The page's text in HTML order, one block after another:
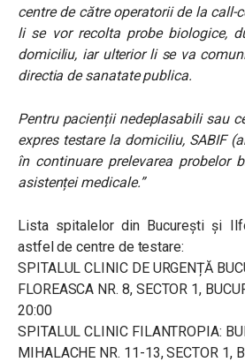
centre de către operatorii de la call-
li se vor recolta probe biologice,
domiciliu, iar ulterior li se va
directia de sanatate publica.
Pentru pacienții nedeplasabili sau
expres testare la domiciliu, SABIF
în continuare prelevarea probelor
asistenței medicale.”
Lista spitalelor din București și
astfel de centre de testare:
SPITALUL CLINIC DE URGENȚĂ
FLOREASCA NR. 8, SECTOR 1,
20:00
SPITALUL CLINIC FILANTROPIA:
MIHALACHE NR. 11-13, SECTOR 1,